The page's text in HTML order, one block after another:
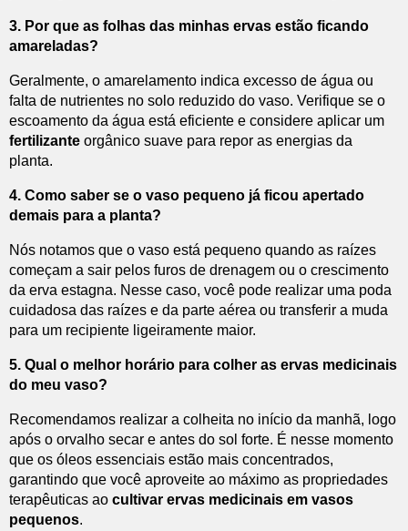
3. Por que as folhas das minhas ervas estão ficando
amareladas?
Geralmente, o amarelamento indica excesso de água ou
falta de nutrientes no solo reduzido do vaso. Verifique se o
escoamento da água está eficiente e considere aplicar um
fertilizante orgânico suave para repor as energias da
planta.
4. Como saber se o vaso pequeno já ficou apertado
demais para a planta?
Nós notamos que o vaso está pequeno quando as raízes
começam a sair pelos furos de drenagem ou o crescimento
da erva estagna. Nesse caso, você pode realizar uma poda
cuidadosa das raízes e da parte aérea ou transferir a muda
para um recipiente ligeiramente maior.
5. Qual o melhor horário para colher as ervas medicinais
do meu vaso?
Recomendamos realizar a colheita no início da manhã, logo
após o orvalho secar e antes do sol forte. É nesse momento
que os óleos essenciais estão mais concentrados,
garantindo que você aproveite ao máximo as propriedades
terapêuticas ao cultivar ervas medicinais em vasos
pequenos.